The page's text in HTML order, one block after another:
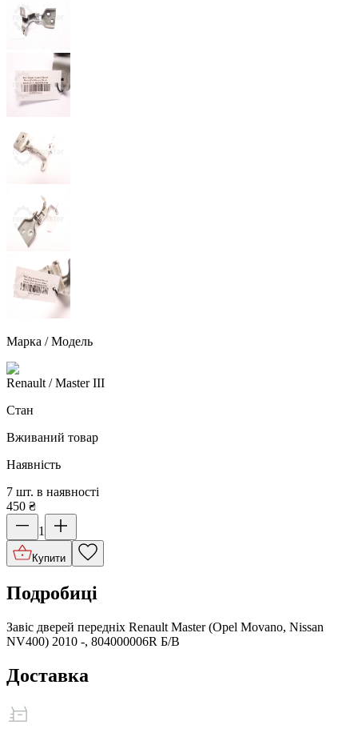
Марка / Модель
Renault / Master III
Стан
Вживаний товар
Наявність
7 шт. в наявності
450 ₴
1
Купити
Подробиці
Завіс дверей передніх Renault Master (Opel Movano, Nissan
NV400) 2010 -, 804000006R Б/В
Доставка